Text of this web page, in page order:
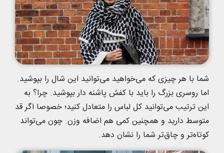
شما با هر چیزی که می‌خواهید می‌توانید این شال را بپوشید.
اما روسری بزرگ را باید با کفش پاشنه دار بپوشید. چرا؟ به
این ترتیب می‌توانید کل لباس را متعادل کنید؛ خصوصا اگر قد
متوسط دارید و همچنین کمی هم اضافه وزن. چون می‌تواند
کوتاه‌تر و چاق‌تر شما را نشان دهد.